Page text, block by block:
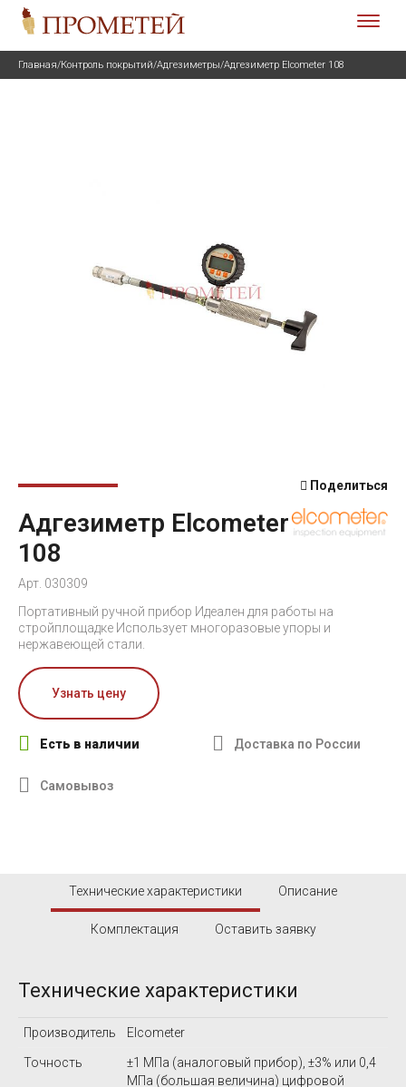
Главная/Контроль покрытий/Адгезиметры/Адгезиметр Elcometer 108
Поделиться
Адгезиметр Elcometer
108
Арт. 030309
Портативный ручной прибор Идеален для работы на
стройплощадке Использует многоразовые упоры и
нержавеющей стали.
Узнать цену
Есть в наличии Доставка по России
Самовывоз
Технические характеристики Описание
Комплектация Оставить заявку
Технические характеристики
Производитель Elcometer
Точность
±1 МПа (аналоговый прибор), ±3% или 0,4
МПа (большая величина) цифровой